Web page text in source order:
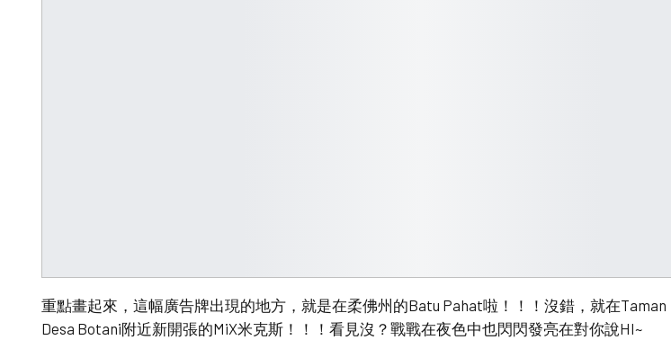
重點畫起來，這幅廣告牌出現的地方，就是在柔佛州的Batu Pahat啦！！！沒錯，就在Taman
Desa Botani附近新開張的MiX米克斯！！！看見沒？戰戰在夜色中也閃閃發亮在對你說HI~